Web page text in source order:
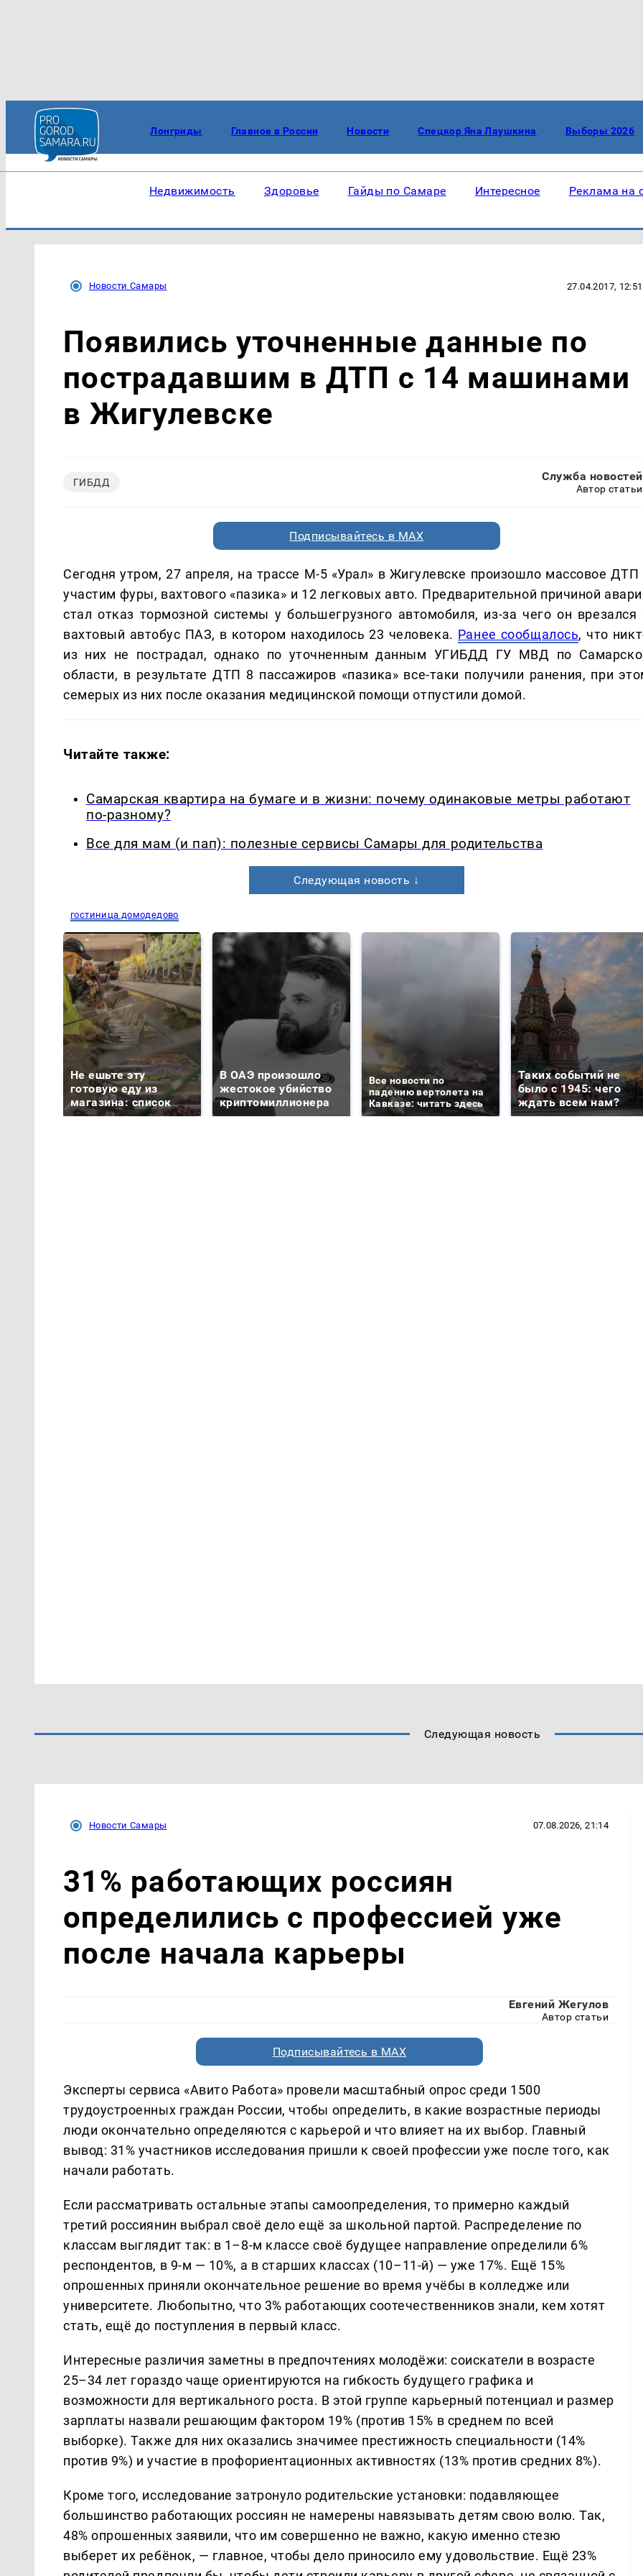
Лонгриды Главное в России Новости Спецкор Яна Лаушкина Выборы 2026
Недвижимость Здоровье Гайды по Самаре Интересное Реклама на
Новости Самары 27.04.2017, 12:51
Появились уточненные данные по
пострадавшим в ДТП с 14 машинами
в Жигулевске
ГИБДД Служба новостей
Автор статьи
Подписывайтесь в MAX
Сегодня утром, 27 апреля, на трассе М-5 «Урал» в Жигулевске произошло массовое ДТП
участим фуры, вахтового «пазика» и 12 легковых авто. Предварительной причиной
стал отказ тормозной системы у большегрузного автомобиля, из-за чего он врезался
вахтовый автобус ПАЗ, в котором находилось 23 человека. Ранее сообщалось, что
из них не пострадал, однако по уточненным данным УГИБДД ГУ МВД по
области, в результате ДТП 8 пассажиров «пазика» все-таки получили ранения, при
семерых из них после оказания медицинской помощи отпустили домой.
Читайте также:
Самарская квартира на бумаге и в жизни: почему одинаковые метры работают
по-разному?
Все для мам (и пап): полезные сервисы Самары для родительства
Следующая новость ↓
гостиница домодедово
Не ешьте эту
готовую еду из
магазина: список
В ОАЭ произошло
жестокое убийство
криптомиллионера
Все новости по
падению вертолета на
Кавказе: читать здесь
Таких событий не
было с 1945: чего
ждать всем нам?
Следующая новость
Новости Самары 07.08.2026, 21:14
31% работающих россиян
определились с профессией уже
после начала карьеры
Евгений Жегулов
Автор статьи
Подписывайтесь в MAX
Эксперты сервиса «Авито Работа» провели масштабный опрос среди 1500
трудоустроенных граждан России, чтобы определить, в какие возрастные периоды
люди окончательно определяются с карьерой и что влияет на их выбор. Главный
вывод: 31% участников исследования пришли к своей профессии уже после того, как
начали работать.
Если рассматривать остальные этапы самоопределения, то примерно каждый
третий россиянин выбрал своё дело ещё за школьной партой. Распределение по
классам выглядит так: в 1–8-м классе своё будущее направление определили 6%
респондентов, в 9-м — 10%, а в старших классах (10–11-й) — уже 17%. Ещё 15%
опрошенных приняли окончательное решение во время учёбы в колледже или
университете. Любопытно, что 3% работающих соотечественников знали, кем хотят
стать, ещё до поступления в первый класс.
Интересные различия заметны в предпочтениях молодёжи: соискатели в возрасте
25–34 лет гораздо чаще ориентируются на гибкость будущего графика и
возможности для вертикального роста. В этой группе карьерный потенциал и размер
зарплаты назвали решающим фактором 19% (против 15% в среднем по всей
выборке). Также для них оказались значимее престижность специальности (14%
против 9%) и участие в профориентационных активностях (13% против средних 8%).
Кроме того, исследование затронуло родительские установки: подавляющее
большинство работающих россиян не намерены навязывать детям свою волю. Так,
48% опрошенных заявили, что им совершенно не важно, какую именно стезю
выберет их ребёнок, — главное, чтобы дело приносило ему удовольствие. Ещё 23%